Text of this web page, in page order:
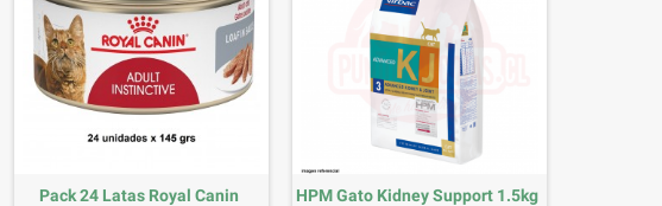
Pack 24 Latas Royal Canin
HPM Gato Kidney Support 1.5kg